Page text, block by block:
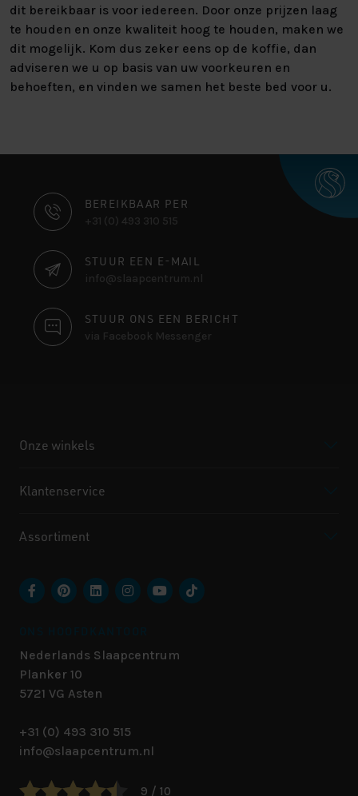
dit bereikbaar is voor iedereen. Door onze prijzen laag
te houden en onze kwaliteit hoog te houden, maken we
dit mogelijk. Kom dus zeker eens op de koffie, dan
adviseren we u op basis van uw voorkeuren en
behoeften, en vinden we samen het beste bed voor u.
CONTACT
INFORMATIE
BEREIKBAAR PER
+31 (0) 493 310 515
STUUR EEN E-MAIL
info@slaapcentrum.nl
STUUR ONS EEN BERICHT
via Facebook Messenger
Onze winkels
Klantenservice
Assortiment
Nederlands Slaapcentrum
Planker 10
5721 VG Asten
+31 (0) 493 310 515
info@slaapcentrum.nl
9 / 10